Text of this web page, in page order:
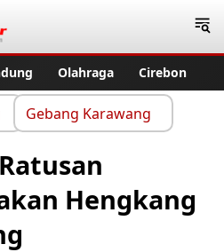
Olahraga Cirebon
Gebang Karawang
Hengkang